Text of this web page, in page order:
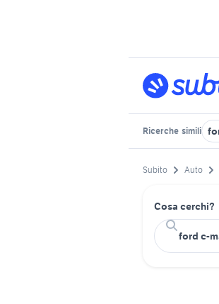
Ricerche simili
Subito Auto
Cosa cerchi?